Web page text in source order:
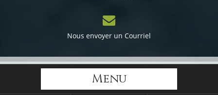
Nous envoyer un Courriel
Menu